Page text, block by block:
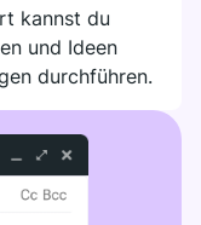
kannst du
und Ideen
durchführen.